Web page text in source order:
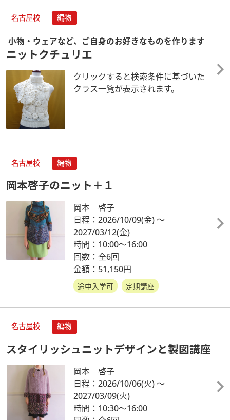
名古屋校 編物
小物・ウェアなど、ご自身のお好きなものを作ります
ニットクチュリエ
クリックすると検索条件に基づいた
クラス一覧が表示されます。
名古屋校 編物
岡本啓子のニット＋１
岡本 啓子
日程：2026/10/09(金)～
2027/03/12(金)
時間：10:00～16:00
回数：全6回
金額：51,150円
途中入学可 定期講座
名古屋校 編物
スタイリッシュニットデザインと製図講座
岡本 啓子
日程：2026/10/06(火)～
2027/03/09(火)
時間：10:30～16:00